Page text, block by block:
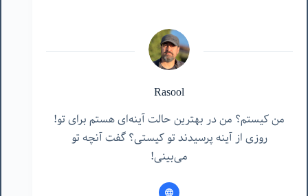
Rasool
من کیستم؟ من در بهترین حالت آینه‌ای هستم برای تو!
روزی از آینه پرسیدند تو کیستی؟ گفت آنچه تو
می‌بینی!